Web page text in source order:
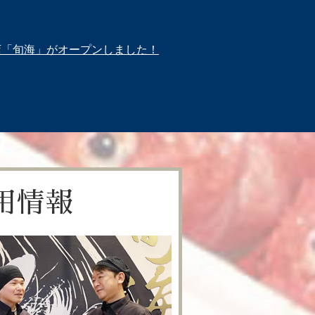
旬海」がオープンしました！
情報